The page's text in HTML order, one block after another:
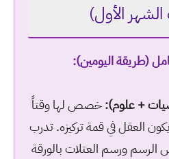
الأول)
(طريقة اليومين):
+ علوم):خصص لها وقتاً
العقل في قمة تركيزه. تدرب
ورسم العتلات بالورقة